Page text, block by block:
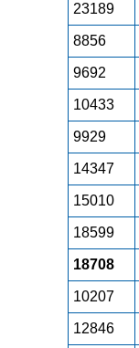
23189
8856
9692
10433
9929
14347
15010
18599
18708
10207
12846